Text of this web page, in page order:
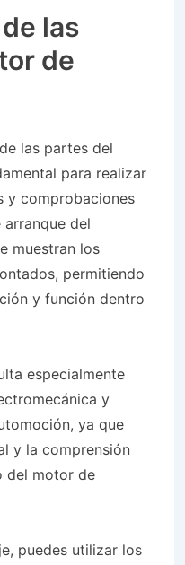
las
de
las partes del
para realizar
y comprobaciones
del
muestran los
permitiendo
y función dentro
especialmente
y
ya que
y la comprensión
del motor de
puedes utilizar los